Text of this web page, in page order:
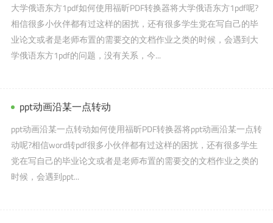
大学俄语东方1pdf如何使用福昕PDF转换器将大学俄语东方1pdf呢?
相信很多小伙伴都有过这样的困扰，还有很多学生党在写自己的毕
业论文或者是老师布置的需要交的文档作业之类的时候，会遇到大
学俄语东方1pdf的问题，没有关系，今...
ppt动画沿某一点转动
ppt动画沿某一点转动如何使用福昕PDF转换器将ppt动画沿某一点转
动呢?相信word转pdf很多小伙伴都有过这样的困扰，还有很多学生
党在写自己的毕业论文或者是老师布置的需要交的文档作业之类的
时候，会遇到ppt...